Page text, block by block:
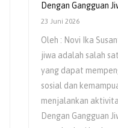
Dengan Gangguan
23 Juni 2026
Oleh : Novi Ika
jiwa adalah salah
yang dapat
sosial dan
menjalankan
Dengan Gangguan